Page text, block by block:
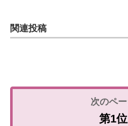
関連投稿
第1位